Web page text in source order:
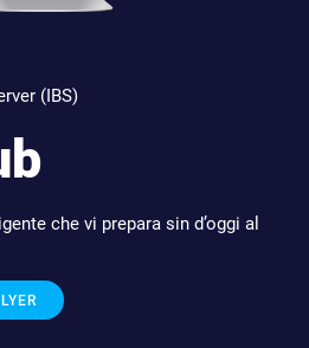
(IBS)
che vi prepara sin d’oggi al